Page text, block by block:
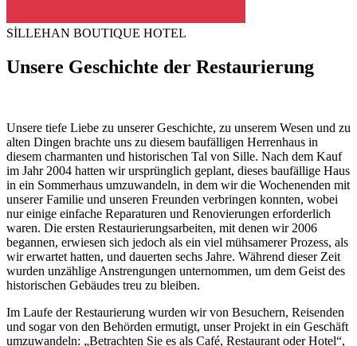
SİLLEHAN BOUTIQUE HOTEL
Unsere Geschichte der Restaurierung
Unsere tiefe Liebe zu unserer Geschichte, zu unserem Wesen und zu
alten Dingen brachte uns zu diesem baufälligen Herrenhaus in
diesem charmanten und historischen Tal von Sille. Nach dem Kauf
im Jahr 2004 hatten wir ursprünglich geplant, dieses baufällige Haus
in ein Sommerhaus umzuwandeln, in dem wir die Wochenenden mit
unserer Familie und unseren Freunden verbringen konnten, wobei
nur einige einfache Reparaturen und Renovierungen erforderlich
waren. Die ersten Restaurierungsarbeiten, mit denen wir 2006
begannen, erwiesen sich jedoch als ein viel mühsamerer Prozess, als
wir erwartet hatten, und dauerten sechs Jahre. Während dieser Zeit
wurden unzählige Anstrengungen unternommen, um dem Geist des
historischen Gebäudes treu zu bleiben.
Im Laufe der Restaurierung wurden wir von Besuchern, Reisenden
und sogar von den Behörden ermutigt, unser Projekt in ein Geschäft
umzuwandeln: „Betrachten Sie es als Café, Restaurant oder Hotel“,